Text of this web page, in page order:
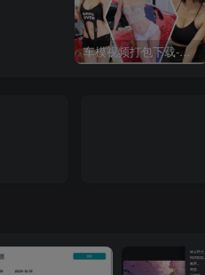
车模视频打包下载-高清无水印版